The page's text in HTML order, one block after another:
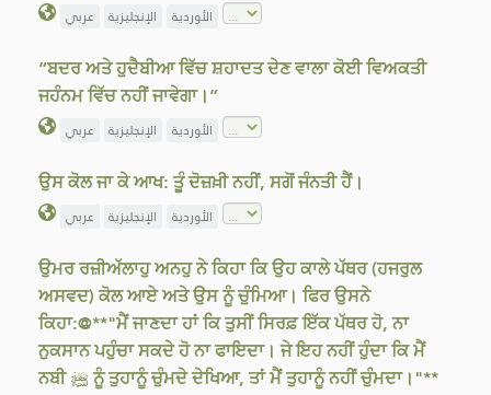
عربي الإنجليزية الأوردية
“ਬਦਰ ਅਤੇ ਹੁਦੈਬੀਆ ਵਿੱਚ ਸ਼ਹਾਦਤ ਦੇਣ ਵਾਲਾ ਕੋਈ ਵਿਅਕਤੀ
ਜਹੰਨਮ ਵਿੱਚ ਨਹੀਂ ਜਾਵੇਗਾ।”
عربي الإنجليزية الأوردية
ਉਸ ਕੋਲ ਜਾ ਕੇ ਆਖ: ਤੂੰ ਦੋਜ਼ਖ਼ੀ ਨਹੀਂ, ਸਗੋਂ ਜੰਨਤੀ ਹੈਂ।
عربي الإنجليزية الأوردية
ਉਮਰ ਰਜ਼ੀਅੱਲਾਹੁ ਅਨਹੁ ਨੇ ਕਿਹਾ ਕਿ ਉਹ ਕਾਲੇ ਪੱਥਰ (ਹਜਰੁਲ
ਅਸਵਦ) ਕੋਲ ਆਏ ਅਤੇ ਉਸ ਨੂੰ ਚੁੰਮਿਆ। ਫਿਰ ਉਸਨੇ
ਕਿਹਾ:@**"ਮੈਂ ਜਾਣਦਾ ਹਾਂ ਕਿ ਤੁਸੀਂ ਸਿਰਫ਼ ਇੱਕ ਪੱਥਰ ਹੋ, ਨਾ
ਨੁਕਸਾਨ ਪਹੁੰਚਾ ਸਕਦੇ ਹੋ ਨਾ ਫਾਇਦਾ। ਜੇ ਇਹ ਨਹੀਂ ਹੁੰਦਾ ਕਿ ਮੈਂ
ਨਬੀ ﷺ ਨੂੰ ਤੁਹਾਨੂੰ ਚੁੰਮਦੇ ਦੇਖਿਆ, ਤਾਂ ਮੈਂ ਤੁਹਾਨੂੰ ਨਹੀਂ ਚੁੰਮਦਾ।"**